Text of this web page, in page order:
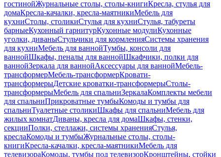
гостинойЖурнальные столы, столы-книгиКресла, стулья для
домаКресла-качалки, кресла-маятникиМебель для
кухниСтолы, столикиСтулья для кухниСтулья, табуреты
барныеКухонный гарнитурКухонные модулиКухонные
уголки, диваныСтульчики для кормленияСистемы хранения
для кухниМебель для ваннойТумбы, консоли для
ваннойШкафы, пеналы для ваннойШкафчики, полки для
ваннойЗеркала для ваннойАксессуары для ваннойМебель-
трансформерМебель-трансформерКровати-
трансформерыДетские кроватки-трансформерыСтолы-
трансформерыМебель для спальниЗеркалаКомплекты мебели
для спальниПрикроватные тумбыКомоды и тумбы для
спальниТуалетные столикиШкафы для спальниМебель для
жилых комнатДиваны, кресла для домаШкафы, стенки,
секцииПолки, стеллажи, системы храненияСтулья,
креслаКомоды и тумбыЖурнальные столы, столы-
книгиКресла-качалки, кресла-маятникиМебель для
телевизораКомоды, тумбы под телевизорКронштейны, стойки